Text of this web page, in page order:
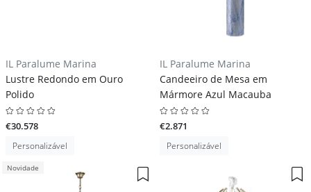
IL Paralume Marina
Lustre Redondo em Ouro
Polido
€30.578
Personalizável
IL Paralume Marina
Candeeiro de Mesa em
Mármore Azul Macauba
€2.871
Personalizável
Novidade